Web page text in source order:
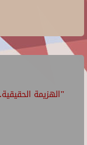
"الهزيمة